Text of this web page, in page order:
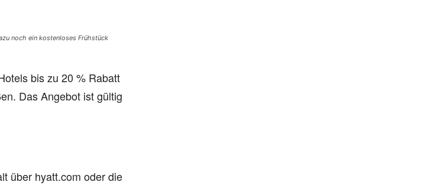
noch ein kostenloses Frühstück
bis zu 20 % Rabatt
Das Angebot ist gültig
über hyatt.com oder die